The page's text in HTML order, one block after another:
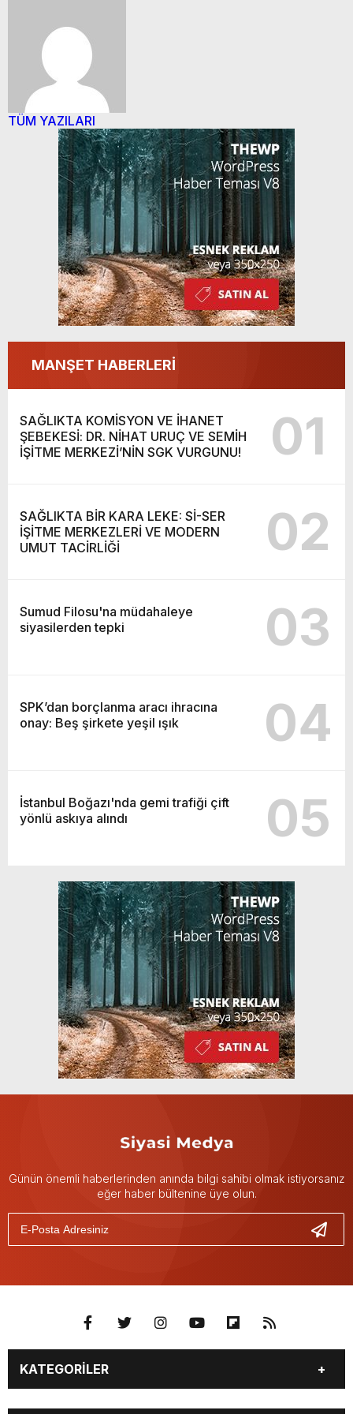
TÜM YAZILARI
MANŞET HABERLERİ
SAĞLIKTA KOMİSYON VE İHANET
ŞEBEKESİ: DR. NİHAT URUÇ VE SEMİH
İŞİTME MERKEZİ’NİN SGK VURGUNU!
01
SAĞLIKTA BİR KARA LEKE: Sİ-SER
İŞİTME MERKEZLERİ VE MODERN
UMUT TACİRLİĞİ
02
Sumud Filosu'na müdahaleye
siyasilerden tepki
03
SPK’dan borçlanma aracı ihracına
onay: Beş şirkete yeşil ışık
04
İstanbul Boğazı'nda gemi trafiği çift
yönlü askıya alındı
05
Günün önemli haberlerinden anında bilgi sahibi olmak istiyorsanız
eğer haber bültenine üye olun.
KATEGORİLER
GÜNDEM DÜNYA